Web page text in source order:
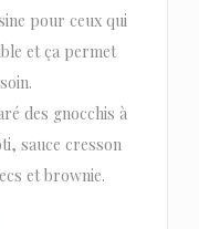
pour ceux qui
et ça permet
des gnocchis à
sauce cresson
et brownie.